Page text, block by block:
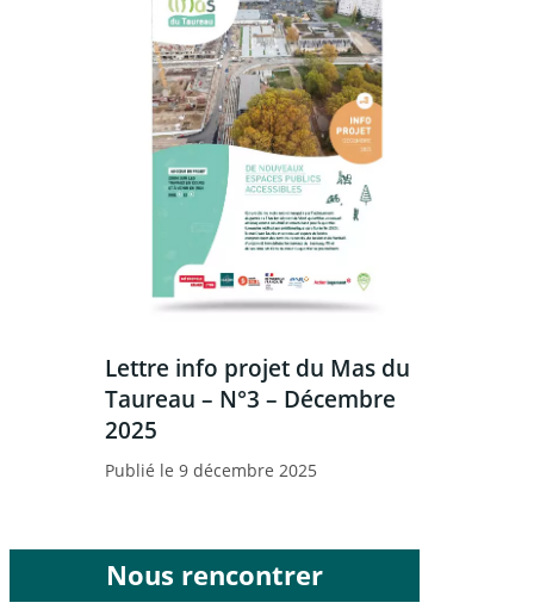
Lettre info projet du Mas du
Taureau – N°3 – Décembre
2025
Publié le 9 décembre 2025
Nous rencontrer